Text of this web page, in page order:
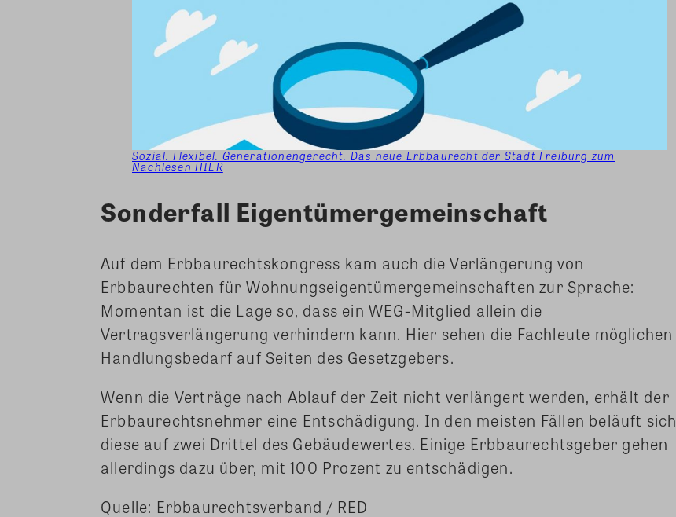
Sozial. Flexibel. Generationengerecht. Das neue Erbbaurecht der Stadt Freiburg zum
Nachlesen HIER
Sonderfall Eigentümergemeinschaft
Auf dem Erbbaurechtskongress kam auch die Verlängerung von
Erbbaurechten für Wohnungseigentümergemeinschaften zur Sprache:
Momentan ist die Lage so, dass ein WEG-Mitglied allein die
Vertragsverlängerung verhindern kann. Hier sehen die Fachleute möglichen
Handlungsbedarf auf Seiten des Gesetzgebers.
Wenn die Verträge nach Ablauf der Zeit nicht verlängert werden, erhält der
Erbbaurechtsnehmer eine Entschädigung. In den meisten Fällen beläuft sich
diese auf zwei Drittel des Gebäudewertes. Einige Erbbaurechtsgeber gehen
allerdings dazu über, mit 100 Prozent zu entschädigen.
Quelle: Erbbaurechtsverband / RED